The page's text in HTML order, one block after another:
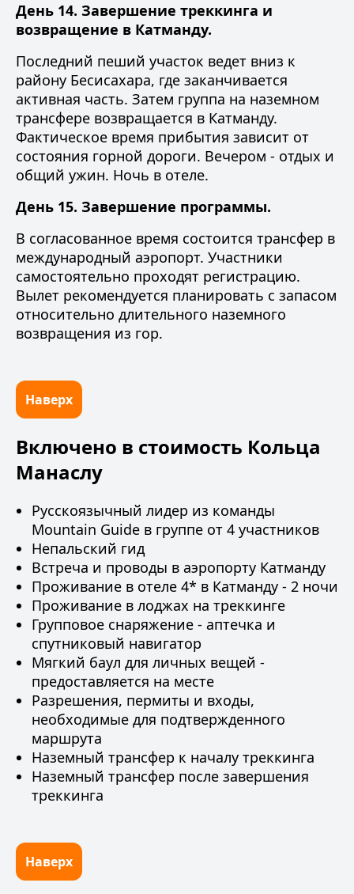
День 14. Завершение треккинга и
возвращение в Катманду.
Последний пеший участок ведет вниз к
району Бесисахара, где заканчивается
активная часть. Затем группа на наземном
трансфере возвращается в Катманду.
Фактическое время прибытия зависит от
состояния горной дороги. Вечером - отдых и
общий ужин. Ночь в отеле.
День 15. Завершение программы.
В согласованное время состоится трансфер в
международный аэропорт. Участники
самостоятельно проходят регистрацию.
Вылет рекомендуется планировать с запасом
относительно длительного наземного
возвращения из гор.
Наверх
Включено в стоимость Кольца
Манаслу
Русскоязычный лидер из команды
Mountain Guide в группе от 4 участников
Непальский гид
Встреча и проводы в аэропорту Катманду
Проживание в отеле 4* в Катманду - 2 ночи
Проживание в лоджах на треккинге
Групповое снаряжение - аптечка и
спутниковый навигатор
Мягкий баул для личных вещей -
предоставляется на месте
Разрешения, пермиты и входы,
необходимые для подтвержденного
маршрута
Наземный трансфер к началу треккинга
Наземный трансфер после завершения
треккинга
Наверх